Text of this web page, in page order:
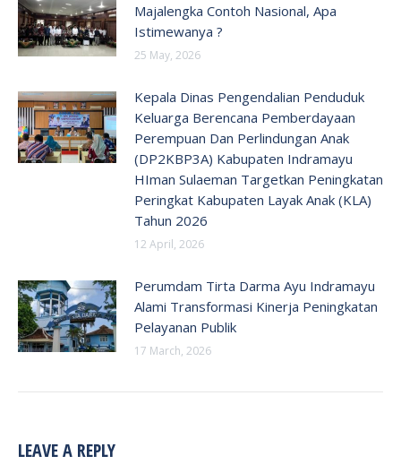
Majalengka Contoh Nasional, Apa
Istimewanya ?
25 May, 2026
Kepala Dinas Pengendalian Penduduk
Keluarga Berencana Pemberdayaan
Perempuan Dan Perlindungan Anak
(DP2KBP3A) Kabupaten Indramayu
HIman Sulaeman Targetkan Peningkatan
Peringkat Kabupaten Layak Anak (KLA)
Tahun 2026
12 April, 2026
Perumdam Tirta Darma Ayu Indramayu
Alami Transformasi Kinerja Peningkatan
Pelayanan Publik
17 March, 2026
LEAVE A REPLY